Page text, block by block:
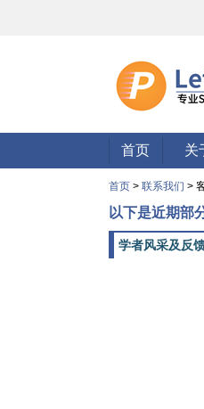
首页 关
首页 > 联系我们 >
以下是近期部
学者风采及反